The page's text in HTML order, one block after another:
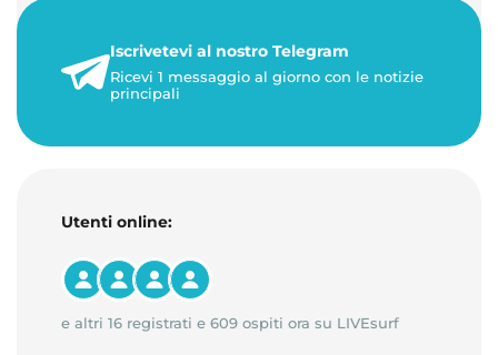
1 minuto di letturaIscrivetevi al nostro Telegram
Ricevi 1 messaggio al giorno con le notizie
principali
Utenti online:
e altri 16 registrati e 609 ospiti ora su LIVEsurf